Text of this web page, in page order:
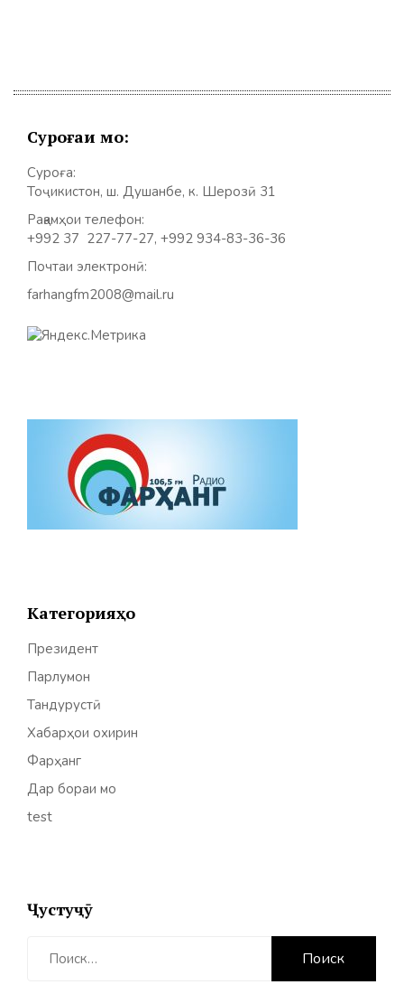
Суроғаи мо:
Суроға:
Тоҷикистон, ш. Душанбе, к. Шерозӣ 31
Рақамҳои телефон:
+992 37 227-77-27, +992 934-83-36-36
Почтаи электронӣ:
farhangfm2008@mail.ru
Категорияҳо
Президент
Парлумон
Тандурустӣ
Хабарҳои охирин
Фарҳанг
Дар бораи мо
test
Ҷустуҷӯ